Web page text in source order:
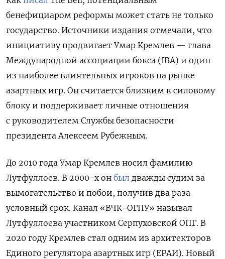
бенефициаром реформы может стать не только
государство. Источники издания отмечали, что
инициативу продвигает Умар Кремлев — глава
Международной ассоциации бокса (IBA) и один
из наиболее влиятельных игроков на рынке
азартных игр. Он считается близким к силовому
блоку и поддерживает личные отношения
с руководителем Службы безопасности
президента Алексеем Рубежным.
До 2010 года Умар Кремлев носил фамилию
Лутфуллоев. В 2000-х он был дважды судим за
вымогательство и побои, получив два раза
условный срок. Канал «ВЧК-ОГПУ» называл
Лутфуллоева участником Серпуховской ОПГ. В
2020 году Кремлев стал одним из архитекторов
Единого регулятора азартных игр (ЕРАИ). Новый